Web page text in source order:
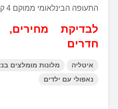
התעופה הבינלאומי ממוקם 4 קילומטרים משם.
לבדיקת מחירים,
חדרים
איטליה מלונות מומלצים
נאפולי עם ילדים